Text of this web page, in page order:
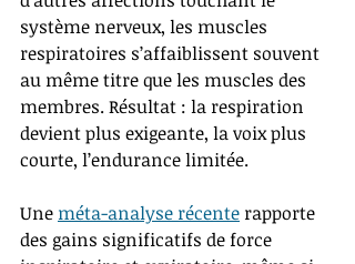
système nerveux, les muscles
respiratoires s’affaiblissent souvent
au même titre que les muscles des
membres. Résultat : la respiration
devient plus exigeante, la voix plus
courte, l’endurance limitée.
Une méta-analyse récente rapporte
des gains significatifs de force